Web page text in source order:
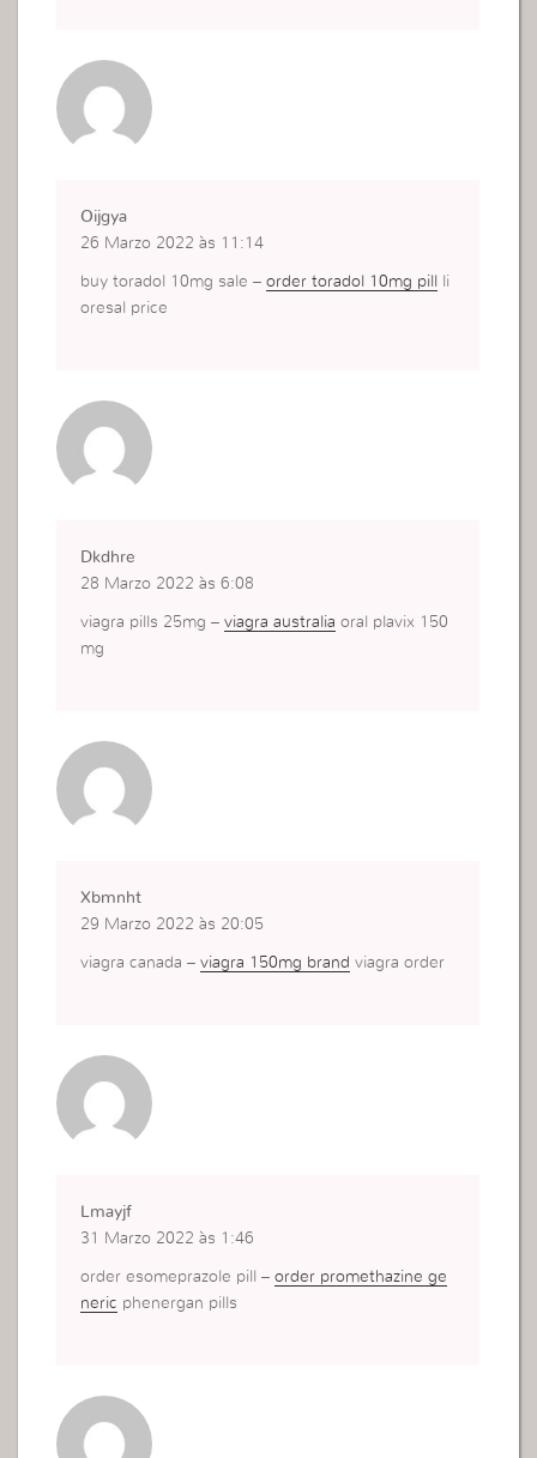
Oijgya
26 Marzo 2022 às 11:14
buy toradol 10mg sale –order toradol 10mg pill
li
oresal price
Dkdhre
28 Marzo 2022 às 6:08
viagra pills 25mg –viagra australia oral plavix 150
mg
Xbmnht
29 Marzo 2022 às 20:05
viagra canada –viagra 150mg brand viagra order
Lmayjf
31 Marzo 2022 às 1:46
order esomeprazole pill –order promethazine ge
neric phenergan pills